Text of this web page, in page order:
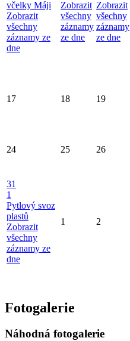
včelky Máji
Zobrazit
všechny
záznamy ze
dne
Zobrazit
všechny
záznamy
ze dne
Zobrazit
všechny
záznamy
ze dne
17 18 19
24 25 26
31
1
Pytlový svoz
plastů
Zobrazit
všechny
záznamy ze
dne
1 2
Fotogalerie
Náhodná fotogalerie